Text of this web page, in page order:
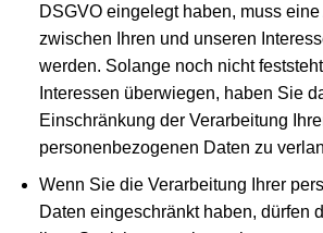
DSGVO eingelegt haben, muss
zwischen Ihren und unseren
werden. Solange noch nicht
Interessen überwiegen, haben Sie
Einschränkung der Verarbeitung
personenbezogenen Daten zu
Wenn Sie die Verarbeitung Ihrer
Daten eingeschränkt haben, dürfen